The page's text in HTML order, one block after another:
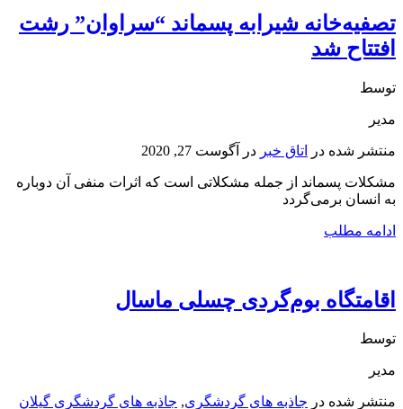
تصفیه‌خانه شیرابه پسماند “سراوان” رشت
افتتاح شد
توسط
مدیر
منتشر شده در اتاق خبر در آگوست 27, 2020
مشکلات پسماند از جمله مشکلاتی است که اثرات منفی آن دوباره
به انسان برمی‌گردد
ادامه مطلب
اقامتگاه بوم‌گردی چسلی ماسال
توسط
مدیر
منتشر شده در جاذبه های گردشگری, جاذبه های گردشگری گیلان